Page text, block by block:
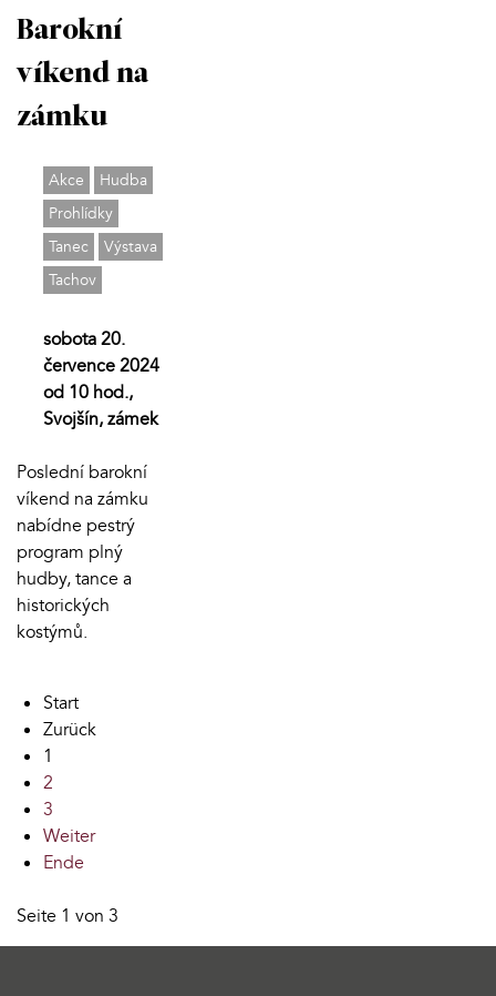
Barokní
víkend na
zámku
Akce
Hudba
Prohlídky
Tanec
Výstava
Tachov
sobota 20.
července 2024
od 10 hod.,
Svojšín, zámek
Poslední barokní
víkend na zámku
nabídne pestrý
program plný
hudby, tance a
historických
kostýmů.
Start
Zurück
1
2
3
Weiter
Ende
Seite 1 von 3